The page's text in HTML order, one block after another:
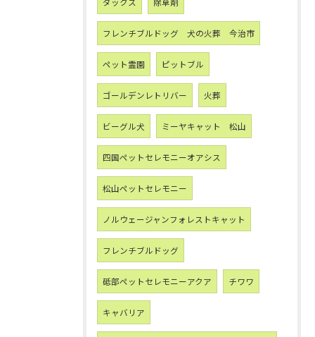
フレンチブルドッグ 犬の火葬 今治市
ペット霊園 ピットブル
ゴールデンレトリバー 火葬
ビーグル犬 ミーヤキャット 松山
四国ペットセレモニーオアシス
松山ペットセレモニー
ノルウェージャンフォレストキャット
フレンチブルドッグ
砥部ペットセレモニーアクア チワワ
キャバリア